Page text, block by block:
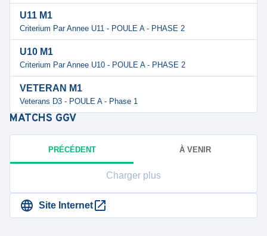
U11 M1
Criterium Par Annee U11 - POULE A - PHASE 2
U10 M1
Criterium Par Annee U10 - POULE A - PHASE 2
VETERAN M1
Veterans D3 - POULE A - Phase 1
MATCHS GGV
PRÉCÉDENT À VENIR
Charger plus
Site Internet